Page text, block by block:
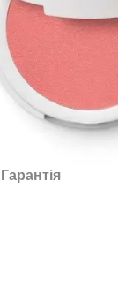
Гарантія